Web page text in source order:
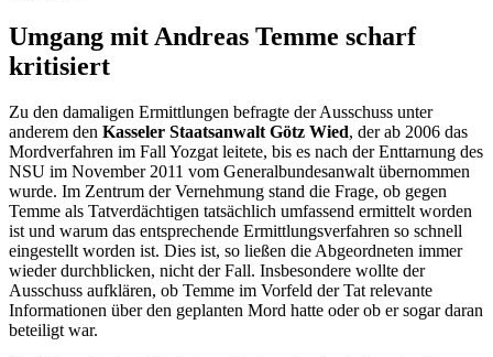
Umgang mit Andreas Temme scharf
kritisiert
Zu den damaligen Ermittlungen befragte der Ausschuss unter
anderem den Kasseler Staatsanwalt Götz Wied, der ab 2006 das
Mordverfahren im Fall Yozgat leitete, bis es nach der Enttarnung des
NSU im November 2011 vom Generalbundesanwalt übernommen
wurde. Im Zentrum der Vernehmung stand die Frage, ob gegen
Temme als Tatverdächtigen tatsächlich umfassend ermittelt worden
ist und warum das entsprechende Ermittlungsverfahren so schnell
eingestellt worden ist. Dies ist, so ließen die Abgeordneten immer
wieder durchblicken, nicht der Fall. Insbesondere wollte der
Ausschuss aufklären, ob Temme im Vorfeld der Tat relevante
Informationen über den geplanten Mord hatte oder ob er sogar daran
beteiligt war.